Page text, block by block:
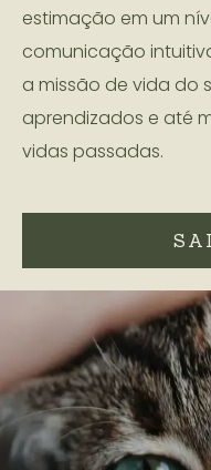
estimação em um
comunicação
a missão de vida do
aprendizados e até
vidas passadas.